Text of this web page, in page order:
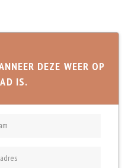
DEZE WEER OP
IS.